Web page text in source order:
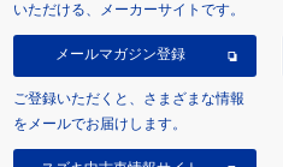
いただける、メーカーサイトです。
メールマガジン登録
ご登録いただくと、さまざまな情報
をメールでお届けします。